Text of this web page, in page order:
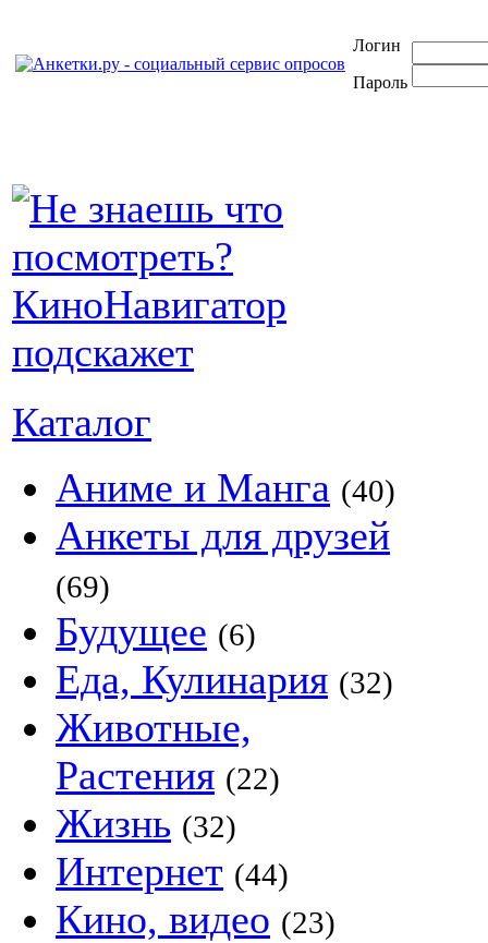
Логин
Пароль
Каталог
Аниме и Манга (40)
Анкеты для друзей
(69)
Будущее (6)
Еда, Кулинария (32)
Животные,
Растения (22)
Жизнь (32)
Интернет (44)
Кино, видео (23)